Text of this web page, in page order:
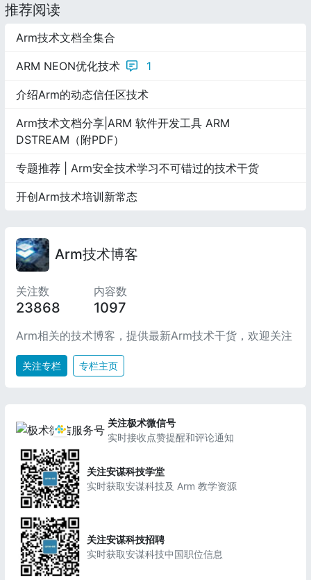
推荐阅读
Arm技术文档全集合
ARM NEON优化技术 1
介绍Arm的动态信任区技术
Arm技术文档分享|ARM 软件开发工具 ARM
DSTREAM（附PDF）
专题推荐 | Arm安全技术学习不可错过的技术干货
开创Arm技术培训新常态
Arm技术博客
关注数
23868
内容数
1097
Arm相关的技术博客，提供最新Arm技术干货，欢迎关注
关注专栏 专栏主页
关注极术微信号
实时接收点赞提醒和评论通知
关注安谋科技学堂
实时获取安谋科技及 Arm 教学资源
关注安谋科技招聘
实时获取安谋科技中国职位信息